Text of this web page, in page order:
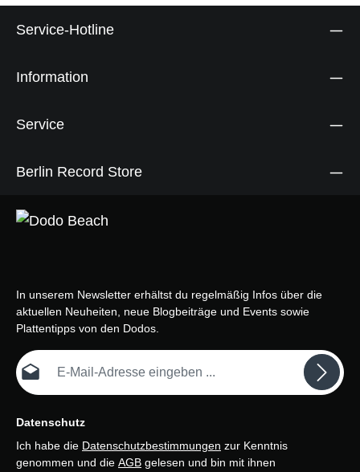
Service-Hotline
Information
Service
Berlin Record Store
In unserem Newsletter erhältst du regelmäßig Infos über die
aktuellen Neuheiten, neue Blogbeiträge und Events sowie
Plattentipps von den Dodos.
E-Mail-Adresse*
Datenschutz
Ich habe die Datenschutzbestimmungen zur Kenntnis
genommen und die AGB gelesen und bin mit ihnen